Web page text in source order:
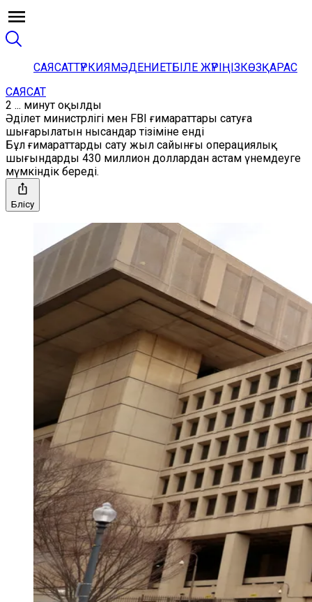
САЯСАТТҮРКИЯМӘДЕНИЕТБІЛЕ ЖҮРІҢІЗКӨЗҚАРАС
САЯСАТ
2 ... минут оқылды
Әділет министрлігі мен FBI ғимараттары сатуға
шығарылатын нысандар тізіміне енді
Бұл ғимараттарды сату жыл сайынғы операциялық
шығындарды 430 миллион доллардан астам үнемдеуге
мүмкіндік береді.
Бөлісу